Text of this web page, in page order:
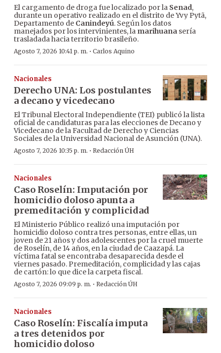
El cargamento de droga fue localizado por la Senad,
durante un operativo realizado en el distrito de Yvy Pytã,
Departamento de Canindeyú. Según los datos
manejados por los intervinientes, la marihuana sería
trasladada hacia territorio brasileño.
Agosto 7, 2026 10:41 p. m. · Carlos Aquino
Nacionales
Derecho UNA: Los postulantes
a decano y vicedecano
El Tribunal Electoral Independiente (TEI) publicó la lista
oficial de candidaturas para las elecciones de Decano y
Vicedecano de la Facultad de Derecho y Ciencias
Sociales de la Universidad Nacional de Asunción (UNA).
Agosto 7, 2026 10:35 p. m. · Redacción ÚH
Nacionales
Caso Roselín: Imputación por
homicidio doloso apunta a
premeditación y complicidad
El Ministerio Público realizó una imputación por
homicidio doloso contra tres personas, entre ellas, un
joven de 21 años y dos adolescentes por la cruel muerte
de Roselín, de 14 años, en la ciudad de Caazapá. La
víctima fatal se encontraba desaparecida desde el
viernes pasado. Premeditación, complicidad y las cajas
de cartón: lo que dice la carpeta fiscal.
Agosto 7, 2026 09:09 p. m. · Redacción ÚH
Nacionales
Caso Roselín: Fiscalía imputa
a tres detenidos por
homicidio doloso